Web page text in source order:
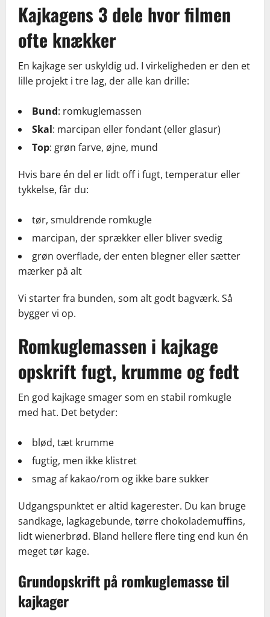
Kajkagens 3 dele hvor filmen
ofte knækker
En kajkage ser uskyldig ud. I virkeligheden er den et
lille projekt i tre lag, der alle kan drille:
Bund: romkuglemassen
Skal: marcipan eller fondant (eller glasur)
Top: grøn farve, øjne, mund
Hvis bare én del er lidt off i fugt, temperatur eller
tykkelse, får du:
tør, smuldrende romkugle
marcipan, der sprækker eller bliver svedig
grøn overflade, der enten blegner eller sætter
mærker på alt
Vi starter fra bunden, som alt godt bagværk. Så
bygger vi op.
Romkuglemassen i kajkage
opskrift fugt, krumme og fedt
En god kajkage smager som en stabil romkugle
med hat. Det betyder:
blød, tæt krumme
fugtig, men ikke klistret
smag af kakao/rom og ikke bare sukker
Udgangspunktet er altid kagerester. Du kan bruge
sandkage, lagkagebunde, tørre chokolademuffins,
lidt wienerbrød. Bland hellere flere ting end kun én
meget tør kage.
Grundopskrift på romkuglemasse til
kajkager